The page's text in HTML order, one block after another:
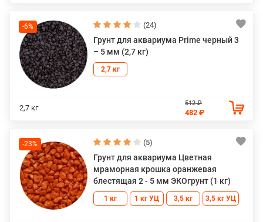
-6% (24)
Грунт для аквариума Prime черный 3
– 5 мм (2,7 кг)
2,7 кг
2,7 кг
512 ₽
482 ₽
-23% (5)
Грунт для аквариума Цветная
мраморная крошка оранжевая
блестящая 2 - 5 мм ЭКОгрунт (1 кг)
1 кг 1 кг УЦ 3,5 кг 3,5 кг УЦ